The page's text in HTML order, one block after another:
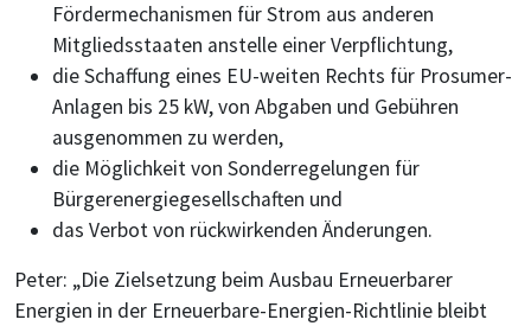
Fördermechanismen für Strom aus anderen
Mitgliedsstaaten anstelle einer Verpflichtung,
die Schaffung eines EU-weiten Rechts für Prosumer-
Anlagen bis 25 kW, von Abgaben und Gebühren
ausgenommen zu werden,
die Möglichkeit von Sonderregelungen für
Bürgerenergiegesellschaften und
das Verbot von rückwirkenden Änderungen.
Peter: „Die Zielsetzung beim Ausbau Erneuerbarer
Energien in der Erneuerbare-Energien-Richtlinie bleibt